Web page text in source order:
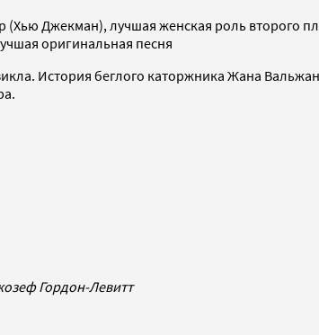
Джекман), лучшая женская роль второго
оригинальная песня
История беглого каторжника Жана
Гордон-Левитт